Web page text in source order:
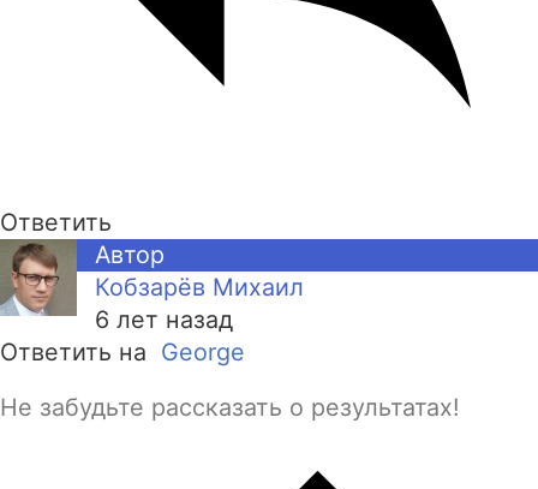
Ответить
Автор
Кобзарёв Михаил
6 лет назад
Ответить на George
Не забудьте рассказать о результатах!